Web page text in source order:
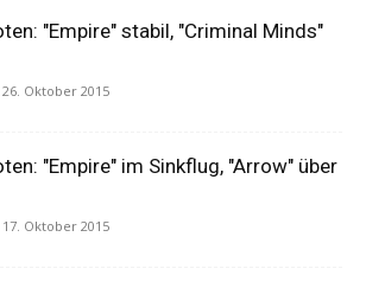
"Empire" stabil, "Criminal Minds"
26. Oktober 2015
"Empire" im Sinkflug, "Arrow" über
17. Oktober 2015